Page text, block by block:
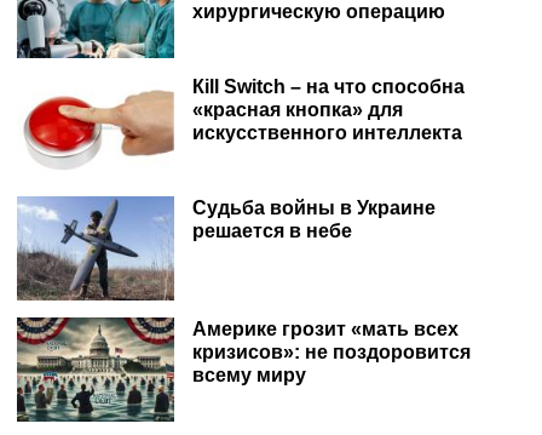
хирургическую операцию
Кill Switch – на что способна
«красная кнопка» для
искусственного интеллекта
Судьба войны в Украине
решается в небе
Америке грозит «мать всех
кризисов»: не поздоровится
всему миру